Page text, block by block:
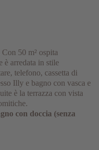
50 m² ospita
è arredata in stile
telefono, cassetta di
Illy e bagno con vasca e
è la terrazza con vista
con doccia (senza